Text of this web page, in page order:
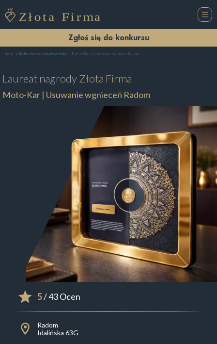
Zgłoś się do konkursu
Home Blacharstwo samochodowe Radom Moto-Kar | Usuwanie wgnieceń Radom
Laureat nagrodyZłota Firma
Moto-Kar | Usuwanie wgnieceń Radom
5/ 43 Ocen
Radom
Idalińska 63G